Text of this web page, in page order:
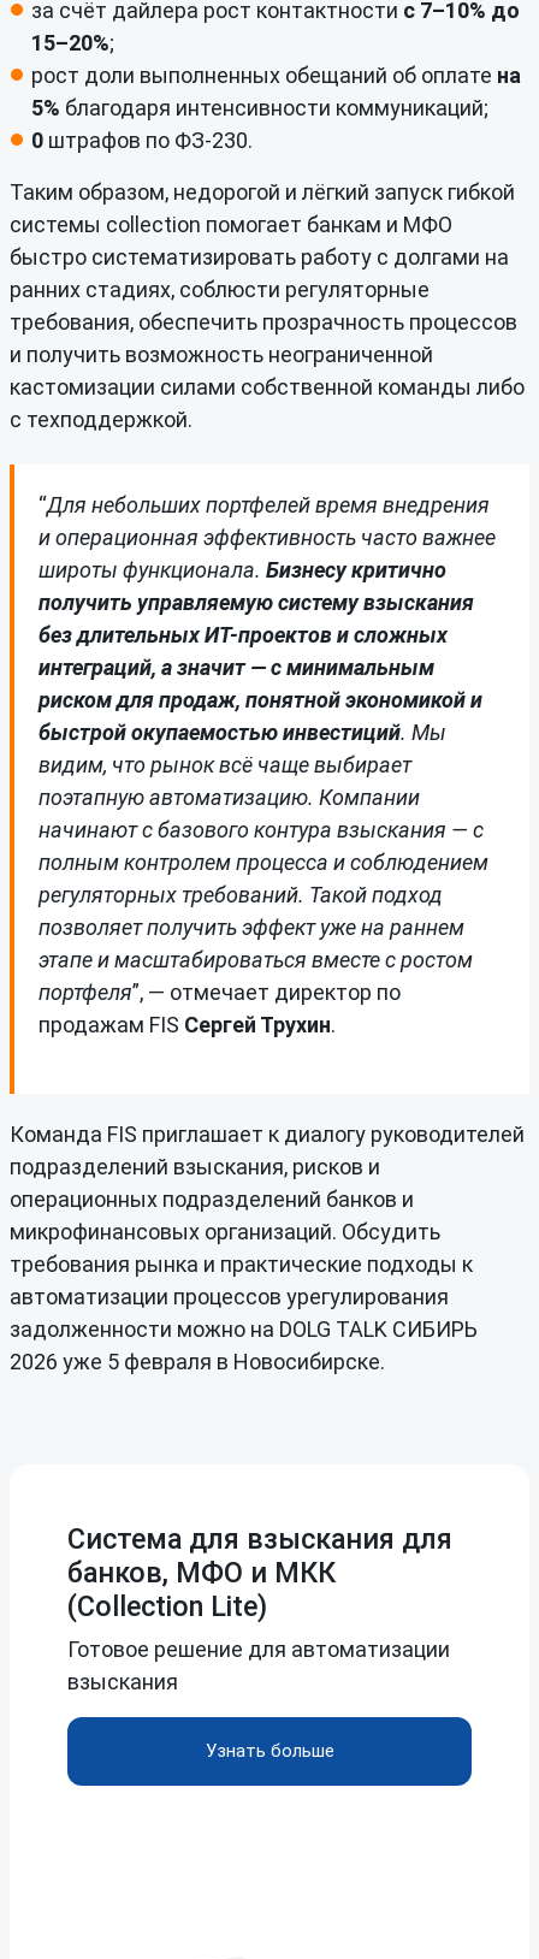
за счёт дайлера рост контактности с 7–10% до
15–20%;
рост доли выполненных обещаний об оплате на
5% благодаря интенсивности коммуникаций;
0 штрафов по ФЗ-230.
Таким образом, недорогой и лёгкий запуск гибкой
системы collection помогает банкам и МФО
быстро систематизировать работу с долгами на
ранних стадиях, соблюсти регуляторные
требования, обеспечить прозрачность процессов
и получить возможность неограниченной
кастомизации силами собственной команды либо
с техподдержкой.
“Для небольших портфелей время внедрения
и операционная эффективность часто важнее
широты функционала. Бизнесу критично
получить управляемую систему взыскания
без длительных ИТ-проектов и сложных
интеграций, а значит — с минимальным
риском для продаж, понятной экономикой и
быстрой окупаемостью инвестиций. Мы
видим, что рынок всё чаще выбирает
поэтапную автоматизацию. Компании
начинают с базового контура взыскания — с
полным контролем процесса и соблюдением
регуляторных требований. Такой подход
позволяет получить эффект уже на раннем
этапе и масштабироваться вместе с ростом
портфеля”, — отмечает директор по
продажам FIS Сергей Трухин.
Команда FIS приглашает к диалогу руководителей
подразделений взыскания, рисков и
операционных подразделений банков и
микрофинансовых организаций. Обсудить
требования рынка и практические подходы к
автоматизации процессов урегулирования
задолженности можно на DOLG TALK СИБИРЬ
2026 уже 5 февраля в Новосибирске.
Система для взыскания для
банков, МФО и МКК
(Collection Lite)
Готовое решение для автоматизации
взыскания
Узнать больше